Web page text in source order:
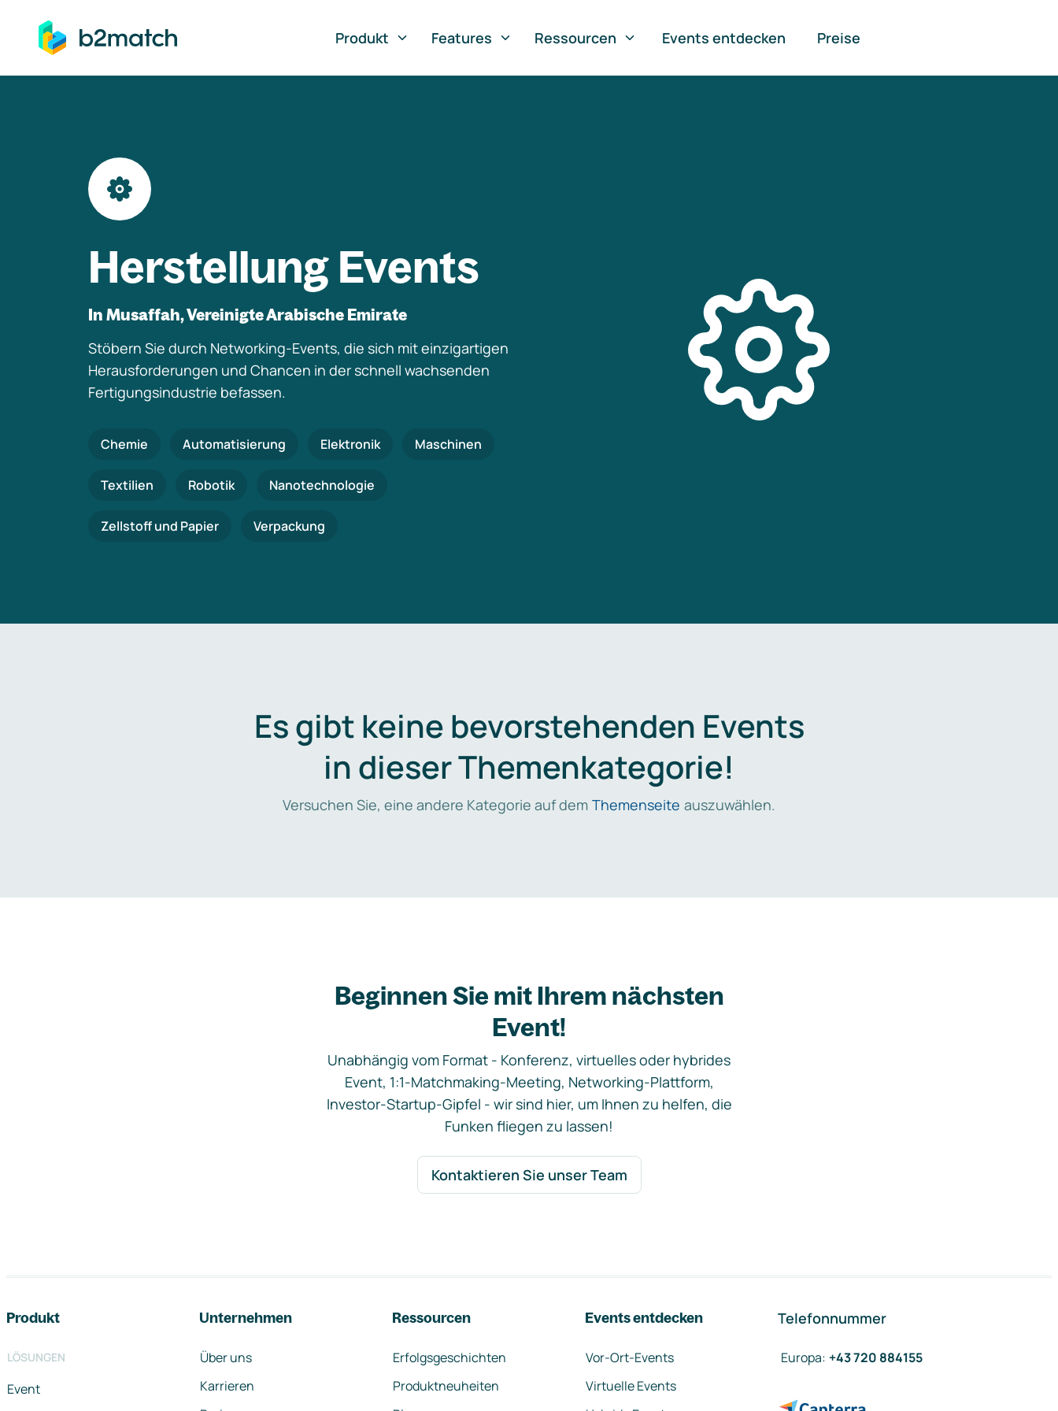
springen
Produkt
Features Ressourcen Events entdecken Preise
Herstellung Events
In Musaffah, Vereinigte Arabische Emirate
Stöbern Sie durch Networking-Events, die sich mit einzigartigen
Herausforderungen und Chancen in der schnell wachsenden
Fertigungsindustrie befassen.
Chemie Automatisierung Elektronik Maschinen
Textilien Robotik Nanotechnologie
Zellstoff und Papier Verpackung
Es gibt keine bevorstehenden Events
in dieser Themenkategorie!
Versuchen Sie, eine andere Kategorie auf dem Themenseite auszuwählen.
Beginnen Sie mit Ihrem nächsten
Event!
Unabhängig vom Format - Konferenz, virtuelles oder hybrides
Event, 1:1-Matchmaking-Meeting, Networking-Plattform,
Investor-Startup-Gipfel - wir sind hier, um Ihnen zu helfen, die
Funken fliegen zu lassen!
Kontaktieren Sie unser Team
Produkt
LÖSUNGEN
Event
Unternehmen
Über uns
Karrieren
Ressourcen
Erfolgsgeschichten
Produktneuheiten
Events entdecken
Vor-Ort-Events
Virtuelle Events
Telefonnummer
Europa: +43 720 884155